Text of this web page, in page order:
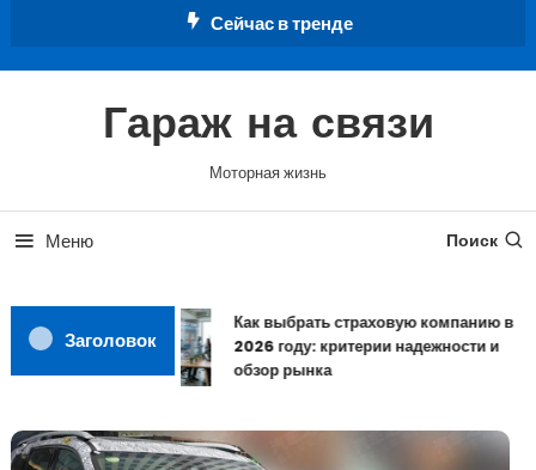
Сейчас в тренде
Гараж на связи
Моторная жизнь
Меню Поиск
Заголовок
Как выбрать страховую компанию в
2026 году: критерии надежности и
обзор рынка